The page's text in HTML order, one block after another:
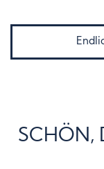
SCHÖN,